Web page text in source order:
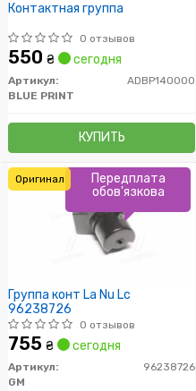
Контактная группа
0 отзывов
550 ₴ сегодня
Артикул:
ADBP140000
BLUE PRINT
КУПИТЬ
Группа конт La Nu Lc
96238726
0 отзывов
755 ₴ сегодня
Артикул:
96238726
GM
Передплата
обов'язкова
Оригинал